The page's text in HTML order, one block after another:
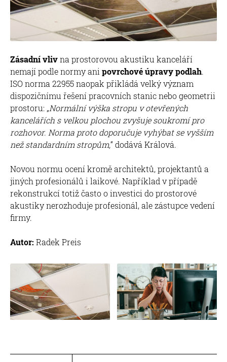
Zásadní vlivna prostorovou akustiku kanceláří
nemají podle normy ani povrchové úpravy podlah.
ISO norma 22955 naopak přikládá velký význam
dispozičnímu řešení pracovních stanic nebo geometrii
prostoru: „Normální výška stropu v otevřených
kancelářích s velkou plochou zvyšuje soukromí pro
rozhovor. Norma proto doporučuje vyhýbat se vyšším
než standardním stropům,“ dodává Králová.
Novou normu ocení kromě architektů, projektantů a
jiných profesionálů i laikové. Například v případě
rekonstrukcí totiž často o investici do prostorové
akustiky nerozhoduje profesionál, ale zástupce vedení
firmy.
Autor: Radek Preis